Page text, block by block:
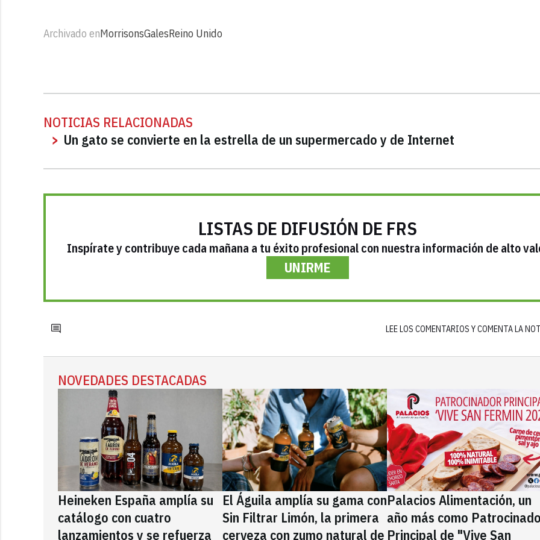
Archivado enMorrisonsGalesReino Unido
NOTICIAS RELACIONADAS
Un gato se convierte en la estrella de un supermercado y de Internet
LISTAS DE DIFUSIÓN DE FRS
Inspírate y contribuye cada mañana a tu éxito profesional con nuestra información de alto
UNIRME
LEE LOS COMENTARIOS Y COMENTA LA
NOVEDADES DESTACADAS
Heineken España amplía su
catálogo con cuatro
lanzamientos y se refuerza
El Águila amplía su gama con
Sin Filtrar Limón, la primera
cerveza con zumo natural de
Palacios Alimentación, un
año más como
Principal de "Vive San